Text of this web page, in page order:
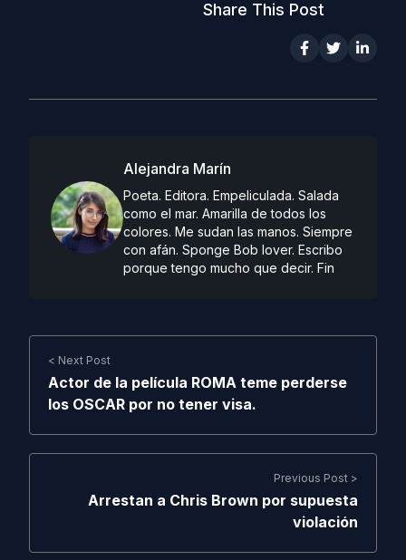
Share This Post
Alejandra Marín
Poeta. Editora. Empeliculada. Salada
como el mar. Amarilla de todos los
colores. Me sudan las manos. Siempre
con afán. Sponge Bob lover. Escribo
porque tengo mucho que decir. Fin
< Next Post
Actor de la película ROMA teme perderse
los OSCAR por no tener visa.
Previous Post >
Arrestan a Chris Brown por supuesta
violación